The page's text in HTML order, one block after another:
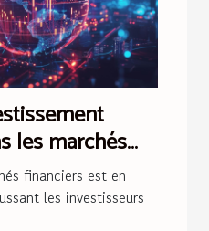
les marchés
financiers est en
les investisseurs